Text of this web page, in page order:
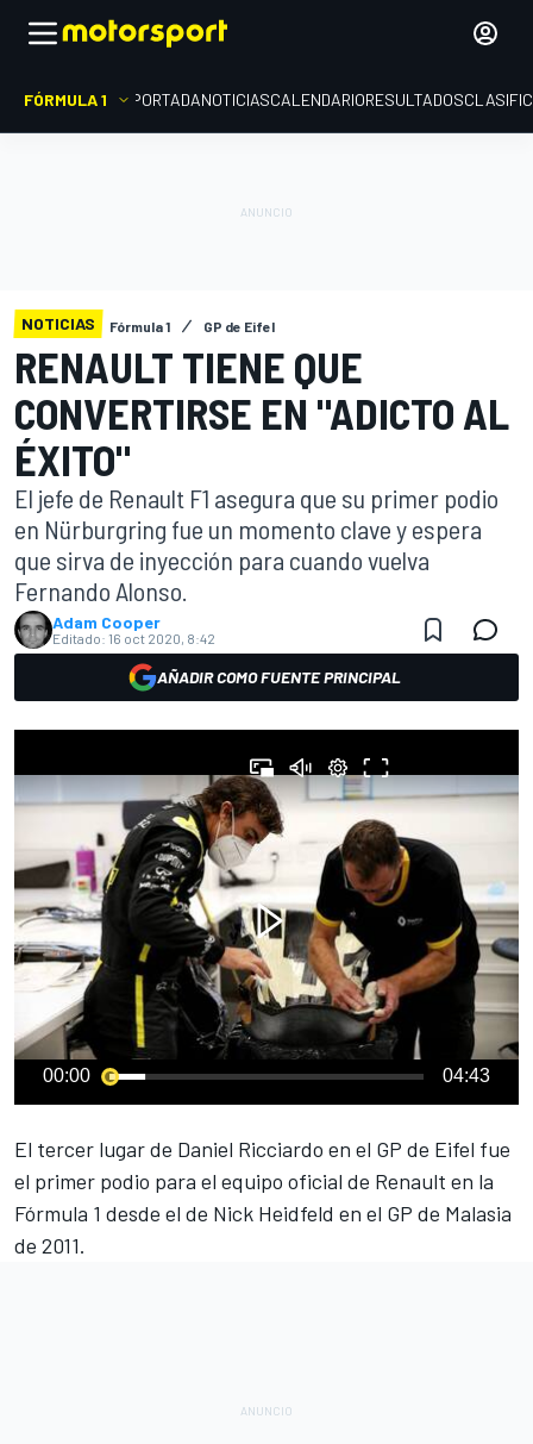
FÓRMULA 1 PORTADANOTICIASCALENDARIORESULTADOS
NOTICIAS Fórmula 1 GP de Eifel
RENAULT TIENE QUE
CONVERTIRSE EN "ADICTO AL
ÉXITO"
El jefe de Renault F1 asegura que su primer podio
en Nürburgring fue un momento clave y espera
que sirva de inyección para cuando vuelva
Fernando Alonso.
Adam Cooper
Editado: 16 oct 2020, 8:42
AÑADIR COMO FUENTE PRINCIPAL
00:00 04:43
El tercer lugar de Daniel Ricciardo en el GP de Eifel fue
el primer podio para el equipo oficial de Renault en la
Fórmula 1 desde el de Nick Heidfeld en el GP de Malasia
de 2011.